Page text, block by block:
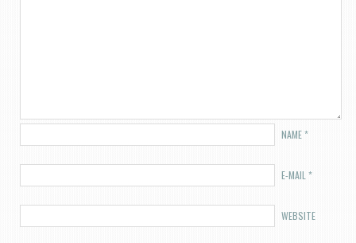
NAME*
E-MAIL *
WEBSITE